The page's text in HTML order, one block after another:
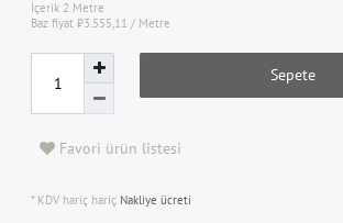
İçerik 2 Metre
Baz fiyat₺3.555,11 / Metre
Sepete
Favori ürün listesi
* KDV hariç hariç Nakliye ücreti